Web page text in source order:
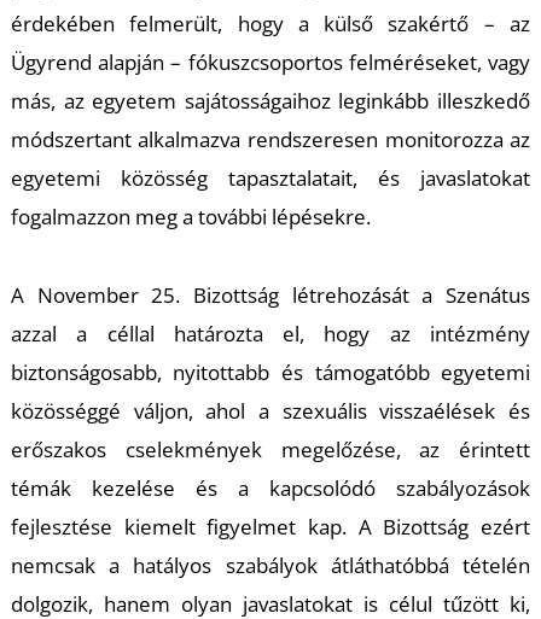
érdekében felmerült, hogy a külső szakértő – az
Ügyrend alapján – fókuszcsoportos felméréseket, vagy
más, az egyetem sajátosságaihoz leginkább illeszkedő
módszertant alkalmazva rendszeresen monitorozza az
egyetemi közösség tapasztalatait, és javaslatokat
fogalmazzon meg a további lépésekre.
A November 25. Bizottság létrehozását a Szenátus
azzal a céllal határozta el, hogy az intézmény
biztonságosabb, nyitottabb és támogatóbb egyetemi
közösséggé váljon, ahol a szexuális visszaélések és
erőszakos cselekmények megelőzése, az érintett
témák kezelése és a kapcsolódó szabályozások
fejlesztése kiemelt figyelmet kap. A Bizottság ezért
nemcsak a hatályos szabályok átláthatóbbá tételén
dolgozik, hanem olyan javaslatokat is célul tűzött ki,